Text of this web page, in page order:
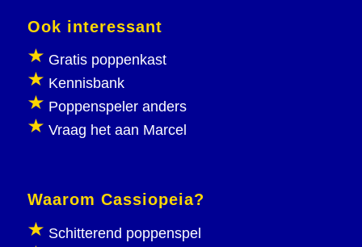
Ook interessant
Gratis poppenkast
Kennisbank
Poppenspeler anders
Vraag het aan Marcel
Waarom Cassiopeia?
Schitterend poppenspel